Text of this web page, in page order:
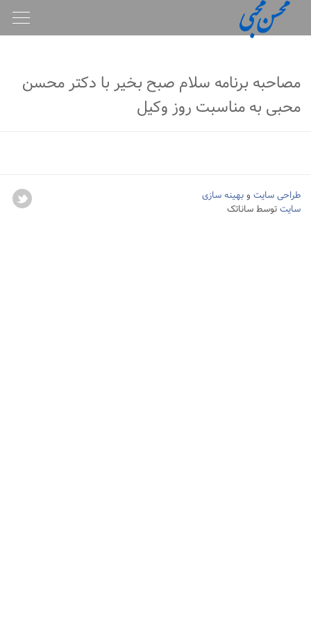
مصاحبه برنامه سلام صبح بخیر با دکتر محسن
محبی به مناسبت روز وکیل
طراحی سایت وبهینه سازی
سایتتوسط ساناتک